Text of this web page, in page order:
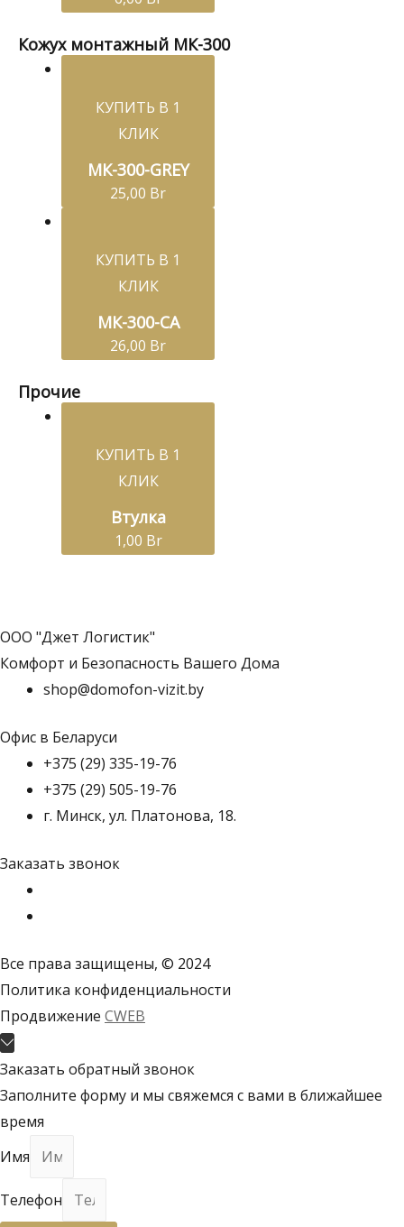
Кожух монтажный МК-300
КУПИТЬ В 1
КЛИК
МК-300-GREY
25,00 Br
КУПИТЬ В 1
КЛИК
МК-300-СA
26,00 Br
Прочие
КУПИТЬ В 1
КЛИК
Втулка
1,00 Br
ООО "Джет Логистик"
Комфорт и Безопасность Вашего Дома
shop@domofon-vizit.by
Офис в Беларуси
+375 (29) 335-19-76
+375 (29) 505-19-76
г. Минск, ул. Платонова, 18.
Заказать звонок
Все права защищены, © 2024
Политика конфиденциальности
Продвижение CWEB
Пролистать
наверх
Заказать обратный звонок
Заполните форму и мы свяжемся с вами в ближайшее
время
Имя
Телефон